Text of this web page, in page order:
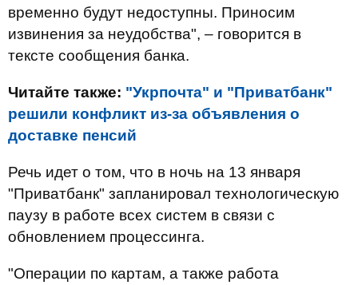
временно будут недоступны. Приносим
извинения за неудобства", – говорится в
тексте сообщения банка.
Читайте также: "Укрпочта" и "Приватбанк"
решили конфликт из-за объявления о
доставке пенсий
Речь идет о том, что в ночь на 13 января
"Приватбанк" запланировал технологическую
паузу в работе всех систем в связи с
обновлением процессинга.
"Операции по картам, а также работа